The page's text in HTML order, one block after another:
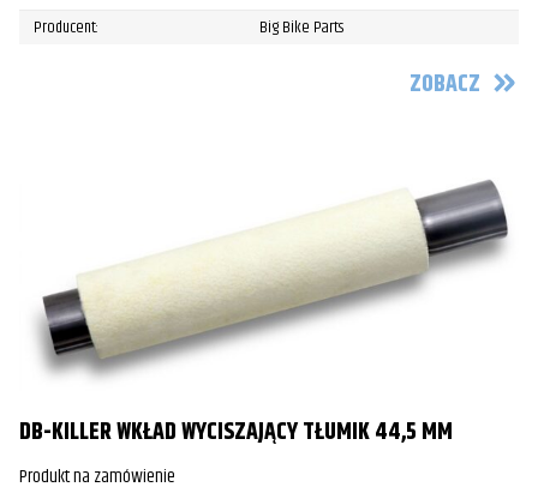
Producent:
Big Bike Parts
ZOBACZ
DB-KILLER WKŁAD WYCISZAJĄCY TŁUMIK 44,5 MM
Produkt na zamówienie